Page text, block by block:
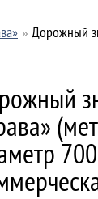
Дорожный